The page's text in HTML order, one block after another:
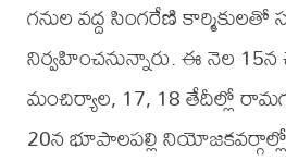
గనుల వద్ద సింగరేణి
నిర్వహించనున్నారు. ఈ నెల 15న
మంచిర్యాల, 17, 18 తేదీల్లో
20న భూపాలపల్లి